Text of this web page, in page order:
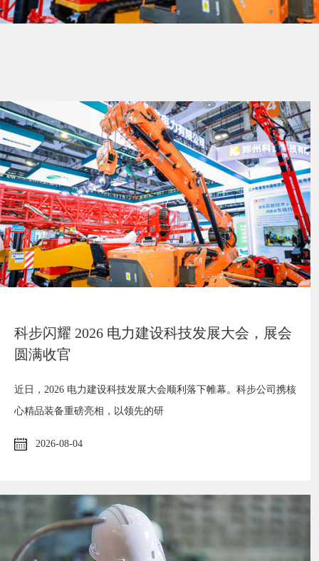
科步闪耀 2026 电力建设科技发展大会，展会
圆满收官
近日，2026 电力建设科技发展大会顺利落下帷幕。科步公司携核
心精品装备重磅亮相，以领先的研
2026-08-04